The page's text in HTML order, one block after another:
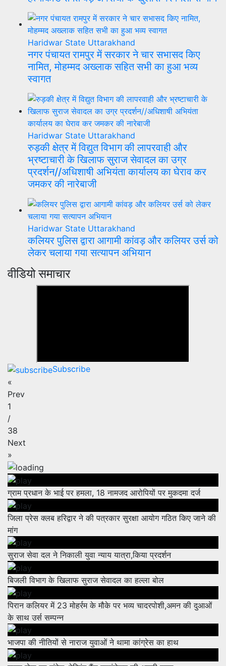
Haridwar State Uttarakhand
नगर पंचायत रामपुर में सरकार ने चार सभासद किए
नामित, मोहम्मद अख्लाक सहित सभी का हुआ भव्य
स्वागत
Haridwar State Uttarakhand
रुड़की क्षेत्र में विद्युत विभाग की लापरवाही और
भ्रष्टाचारी के खिलाफ सुराज सेवादल का उग्र
प्रदर्शन//अधिशाषी अभियंता कार्यालय का घेराव कर
जमकर की नारेबाजी
Haridwar State Uttarakhand
कलियर पुलिस द्वारा आगामी कांवड़ और कलियर उर्स को
लेकर चलाया गया सत्यापन अभियान
वीडियो समाचार
Subscribe
«
Prev
1
/
38
Next
»
ग्राम प्रधान के भाई पर हमला, 18 नामजद आरोपियों पर मुकदमा दर्ज
जिला प्रेस क्लब हरिद्वार ने की पत्रकार सुरक्षा आयोग गठित किए जाने की
मांग
सुराज सेवा दल ने निकाली युवा न्याय यात्रा,किया प्रदर्शन
बिजली विभाग के खिलाफ सुराज सेवादल का हल्ला बोल
पिरान कलियर में 23 मोहर्रम के मौके पर भव्य चादरपोशी,अमन की दुआओं
के साथ उर्स सम्पन्न
भाजपा की नीतियों से नाराज युवाओं ने थामा कांग्रेस का हाथ